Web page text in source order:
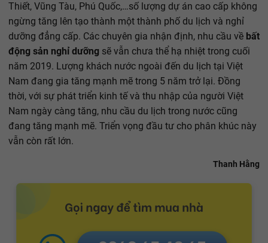
Thiết, Vũng Tàu, Phú Quốc,…số lượng dự án cao cấp không
ngừng tăng lên tạo thành một thành phố du lịch và nghỉ
dưỡng đẳng cấp. Các chuyên gia nhận định, nhu cầu về bất
động sản nghỉ dưỡng sẽ vẫn chưa thể hạ nhiệt trong cuối
năm 2019. Lượng khách nước ngoài đến du lịch tại Việt
Nam đang gia tăng mạnh mẽ trong 5 năm trở lại. Đồng
thời, với sự phát triển kinh tế và thu nhập của người Việt
Nam ngày càng tăng, nhu cầu du lịch trong nước cũng
đang tăng mạnh mẽ. Triển vọng đầu tư cho phân khúc này
vẫn còn rất lớn.
Thanh Hằng